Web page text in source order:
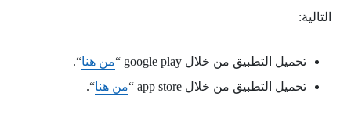
التالية:
تحميل التطبيق من خلال google play “ من هنا“.
تحميل التطبيق من خلال app store “
من هنا“.